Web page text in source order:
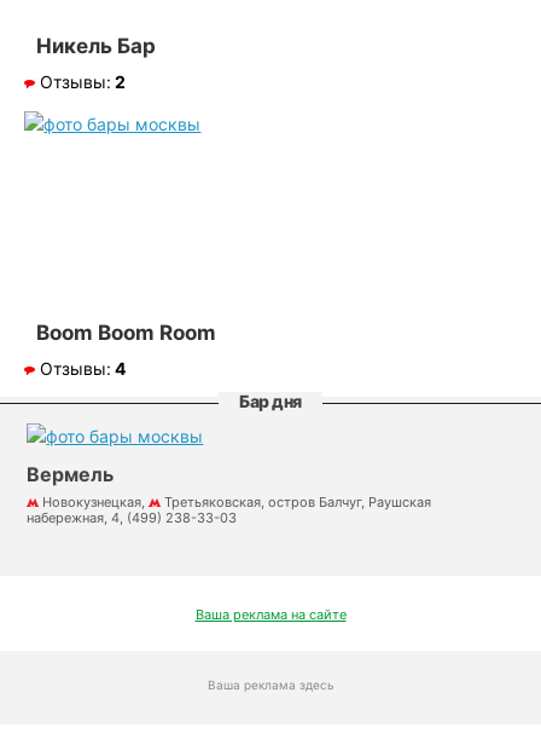
Никель Бар
Отзывы: 2
Boom Boom Room
Отзывы: 4
Бар дня
Вермель
Новокузнецкая,
Третьяковская, остров Балчуг, Раушская
набережная, 4, (499) 238-33-03
Ваша реклама на сайте
Ваша реклама здесь